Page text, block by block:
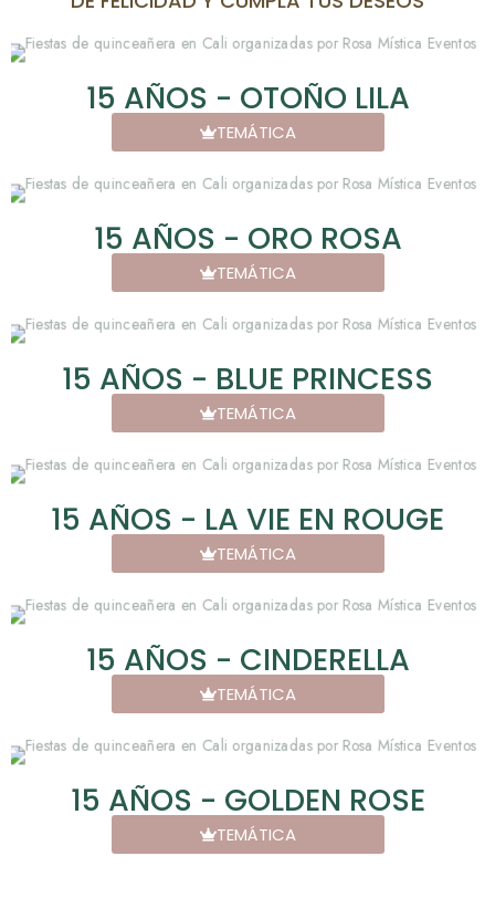
15 AÑOS - OTOÑO LILA
TEMÁTICA
15 AÑOS - ORO ROSA
TEMÁTICA
15 AÑOS - BLUE PRINCESS
TEMÁTICA
15 AÑOS - LA VIE EN ROUGE
TEMÁTICA
15 AÑOS - CINDERELLA
TEMÁTICA
15 AÑOS - GOLDEN ROSE
TEMÁTICA